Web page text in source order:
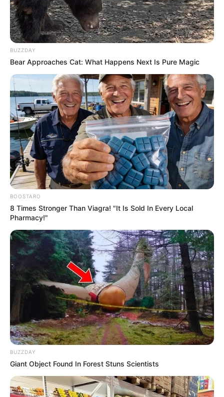
Natasha Wilona Anya Geraldine
Notnot Willie Salim
BUZZDAY
Bear Approaches Cat: What Happens Next Is Pure Magic
BOOSTARO
8 Times Stronger Than Viagra! "It Is Sold In Every Local
Pharmacy!"
BUZZDAY
Giant Object Found In Forest Stuns Scientists